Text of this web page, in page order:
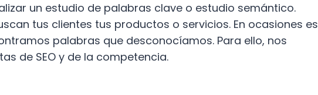
un estudio de palabras clave o estudio semántico.
tus clientes tus productos o servicios. En ocasiones es
palabras que desconocíamos. Para ello, nos
de SEO y de la competencia.